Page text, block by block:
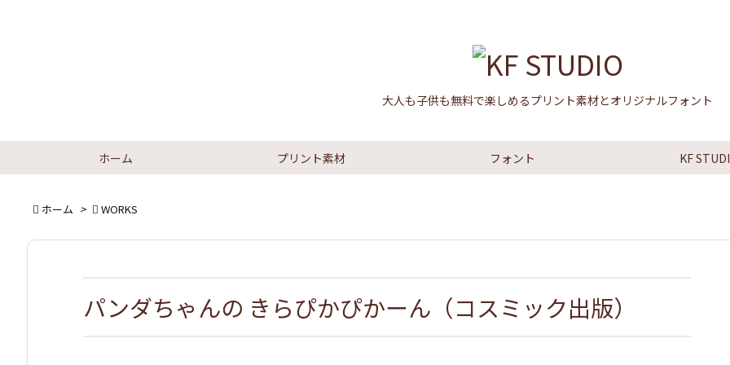
大人も子供も無料で楽しめるプリント素材とオリジナルフォント
ホーム プリント素材 フォント KF
 ホーム >  WORKS
パンダちゃんの きらぴかぴかーん（コスミック出版）